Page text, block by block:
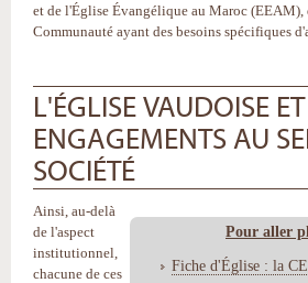
et de l'Église Évangélique au Maroc (EEAM),
Communauté ayant des besoins spécifiques
L'ÉGLISE VAUDOISE ET
ENGAGEMENTS AU
SOCIÉTÉ
Pour aller
Fiche d'Église : la
Ainsi, au-delà
de l'aspect
institutionnel,
chacune de ces